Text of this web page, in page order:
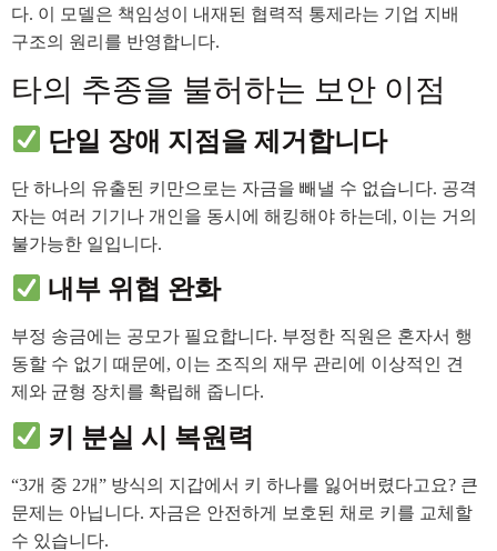
다. 이 모델은 책임성이 내재된 협력적 통제라는 기업 지배
구조의 원리를 반영합니다.
타의 추종을 불허하는 보안 이점
단일 장애 지점을 제거합니다
단 하나의 유출된 키만으로는 자금을 빼낼 수 없습니다. 공격
자는 여러 기기나 개인을 동시에 해킹해야 하는데, 이는 거의
불가능한 일입니다.
내부 위협 완화
부정 송금에는 공모가 필요합니다. 부정한 직원은 혼자서 행
동할 수 없기 때문에, 이는 조직의 재무 관리에 이상적인 견
제와 균형 장치를 확립해 줍니다.
키 분실 시 복원력
“3개 중 2개” 방식의 지갑에서 키 하나를 잃어버렸다고요? 큰
문제는 아닙니다. 자금은 안전하게 보호된 채로 키를 교체할
수 있습니다.